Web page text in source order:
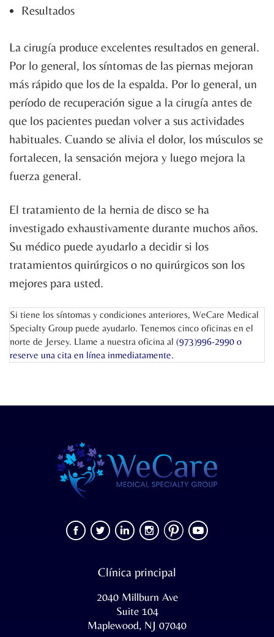
Resultados
La cirugía produce excelentes resultados en general.
Por lo general, los síntomas de las piernas mejoran
más rápido que los de la espalda. Por lo general, un
período de recuperación sigue a la cirugía antes de
que los pacientes puedan volver a sus actividades
habituales. Cuando se alivia el dolor, los músculos se
fortalecen, la sensación mejora y luego mejora la
fuerza general.
El tratamiento de la hernia de disco se ha
investigado exhaustivamente durante muchos años.
Su médico puede ayudarlo a decidir si los
tratamientos quirúrgicos o no quirúrgicos son los
mejores para usted.
Si tiene los síntomas y condiciones anteriores, WeCare Medical
Specialty Group puede ayudarlo. Tenemos cinco oficinas en el
norte de Jersey. Llame a nuestra oficina al (973)996-2990 o
reserve una cita en línea inmediatamente.
Clínica principal
2040 Millburn Ave
Suite 104
Maplewood, NJ 07040